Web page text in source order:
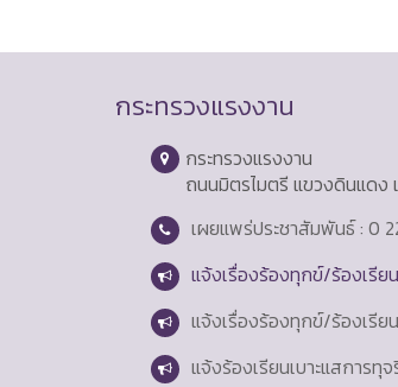
กระทรวงแรงงาน
กระทรวงแรงงาน
ถนนมิตรไมตรี แขวงดินแดง
เผยแพร่ประชาสัมพันธ์ : 0
แจ้งเรื่องร้องทุกข์/ร้องเรีย
แจ้งเรื่องร้องทุกข์/ร้องเรีย
แจ้งร้องเรียนเบาะแสการทุ